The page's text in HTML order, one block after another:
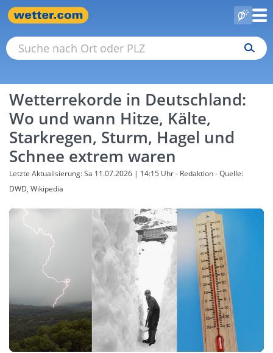
Wetterrekorde in Deutschland:
Wo und wann Hitze, Kälte,
Starkregen, Sturm, Hagel und
Schnee extrem waren
Letzte Aktualisierung: Sa 11.07.2026 | 14:15 Uhr- Redaktion - Quelle:
DWD, Wikipedia